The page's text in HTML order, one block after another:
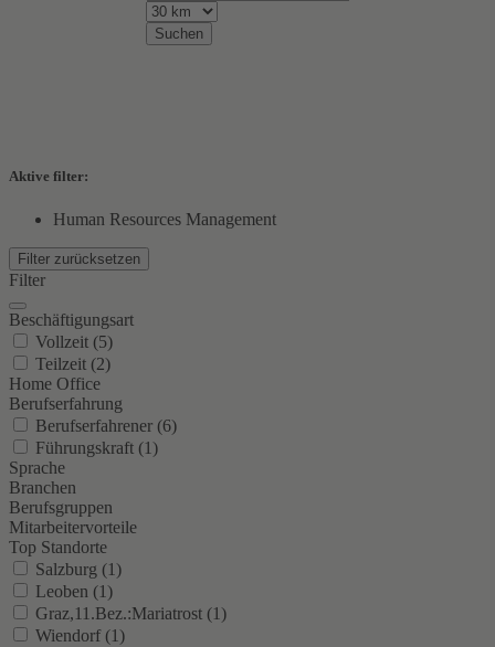
Suchen
Aktive filter:
Human Resources Management
Filter zurücksetzen
Filter
Beschäftigungsart
Vollzeit (5)
Teilzeit (2)
Home Office
Berufserfahrung
Berufserfahrener (6)
Führungskraft (1)
Sprache
Branchen
Berufsgruppen
Mitarbeitervorteile
Top Standorte
Salzburg (1)
Leoben (1)
Graz,11.Bez.:Mariatrost (1)
Wiendorf (1)